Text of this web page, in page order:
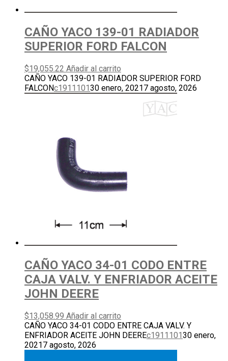
CAÑO YACO 139-01 RADIADOR
SUPERIOR FORD FALCON
$19,055.22 Añadir al carrito
CAÑO YACO 139-01 RADIADOR SUPERIOR FORD
FALCONc1911101 30 enero, 2021 7 agosto, 2026
CAÑO YACO 34-01 CODO ENTRE
CAJA VALV. Y ENFRIADOR ACEITE
JOHN DEERE
$13,058.99 Añadir al carrito
CAÑO YACO 34-01 CODO ENTRE CAJA VALV. Y
ENFRIADOR ACEITE JOHN DEEREc191110130 enero,
20217 agosto, 2026